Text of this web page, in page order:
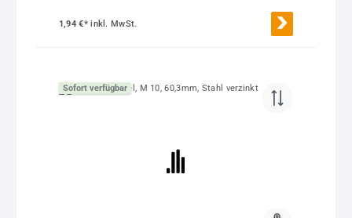
1,94 €*inkl. MwSt.
Sofort verfügbar